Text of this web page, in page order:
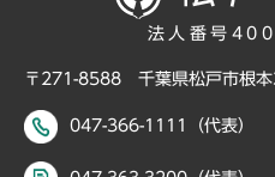
法人番号
〒271-8588 千葉県松戸市根
047-366-1111（代表）